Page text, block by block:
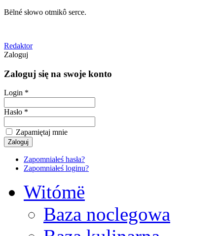
Bëlné słowo otmikô serce.
Redaktor
Zaloguj
Zaloguj się na swoje konto
Login *
Hasło *
Zapamiętaj mnie
Zapomniałeś hasła?
Zapomniałeś loginu?
Witómë
Baza noclegowa